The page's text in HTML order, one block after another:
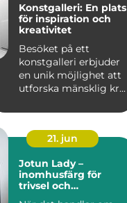
Konstgalleri: En plats
för inspiration och
kreativitet
Besöket på ett
konstgalleri erbjuder
en unik möjlighet att
utforska mänsklig kr...
21. jun
Jotun Lady –
inomhusfärg för
trivsel och